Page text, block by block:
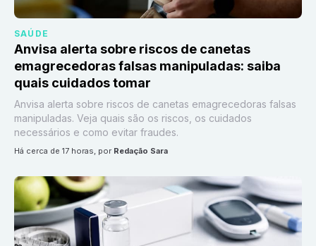
SAÚDE
Anvisa alerta sobre riscos de canetas
emagrecedoras falsas manipuladas: saiba
quais cuidados tomar
Anvisa alerta sobre riscos de canetas emagrecedoras falsas
manipuladas. Veja quais são os riscos, os cuidados
necessários e como evitar fraudes.
há cerca de 17 horas, por Redação Sara